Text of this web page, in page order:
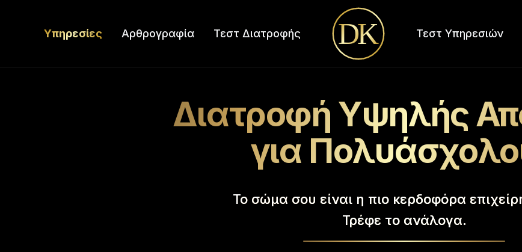
Υπηρεσίες Αρθρογραφία Τεστ Διατροφής DK Τεστ Υπηρεσιών
Διατροφή Υψηλής
για
Το σώμα σου είναι η πιο κερδοφόρα
Τρέφε το ανάλογα.